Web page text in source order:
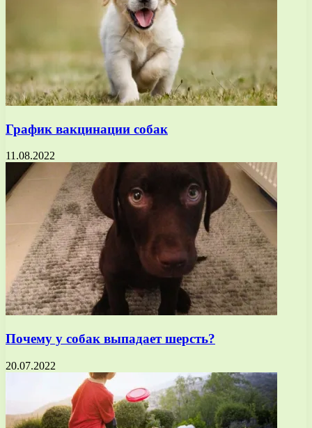
График вакцинации собак
11.08.2022
Почему у собак выпадает шерсть?
20.07.2022